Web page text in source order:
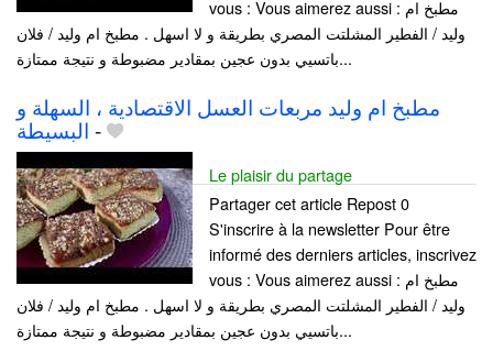
vous : Vous aimerez aussi : مطبخ ام
وليد / الفطير المشلتت المصري بطريقة و لا اسهل . مطبخ ام وليد / فلان
باتسيي بدون عجين بمقادير مضبوطة و نتيجة ممتازة...
مطبخ ام وليد مربعات العسل الاقتصادية ، السهلة و
البسيطة -
Le plaisir du partage
Partager cet article Repost 0
S'inscrire à la newsletter Pour être
informé des derniers articles, inscrivez
vous : Vous aimerez aussi : مطبخ ام
وليد / الفطير المشلتت المصري بطريقة و لا اسهل . مطبخ ام وليد / فلان
باتسيي بدون عجين بمقادير مضبوطة و نتيجة ممتازة...